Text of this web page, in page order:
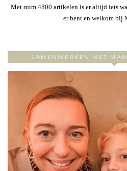
Met ruim 4800 artikelen is er altijd iets
er bent en welkom bij
SAMENWERKEN MET